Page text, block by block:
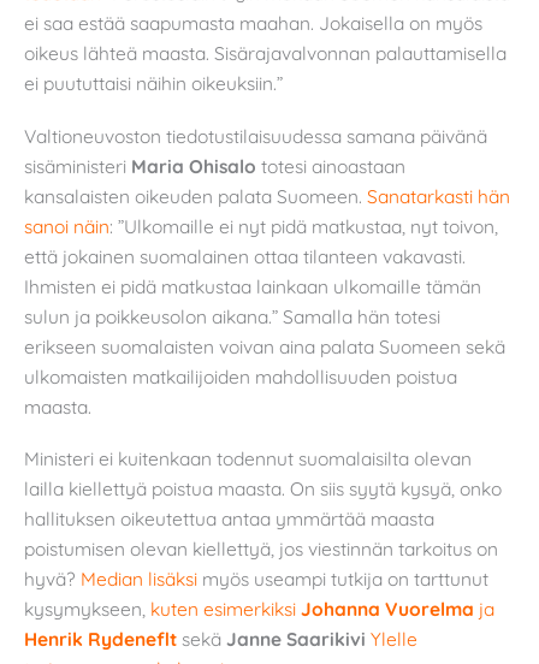
ei saa estää saapumasta maahan. Jokaisella on myös
oikeus lähteä maasta. Sisärajavalvonnan palauttamisella
ei puututtaisi näihin oikeuksiin.”
Valtioneuvoston tiedotustilaisuudessa samana päivänä
sisäministeri Maria Ohisalo totesi ainoastaan
kansalaisten oikeuden palata Suomeen. Sanatarkasti hän
sanoi näin: ”Ulkomaille ei nyt pidä matkustaa, nyt toivon,
että jokainen suomalainen ottaa tilanteen vakavasti.
Ihmisten ei pidä matkustaa lainkaan ulkomaille tämän
sulun ja poikkeusolon aikana.” Samalla hän totesi
erikseen suomalaisten voivan aina palata Suomeen sekä
ulkomaisten matkailijoiden mahdollisuuden poistua
maasta.
Ministeri ei kuitenkaan todennut suomalaisilta olevan
lailla kiellettyä poistua maasta. On siis syytä kysyä, onko
hallituksen oikeutettua antaa ymmärtää maasta
poistumisen olevan kiellettyä, jos viestinnän tarkoitus on
hyvä? Median lisäksi myös useampi tutkija on tarttunut
kysymykseen, kuten esimerkiksi Johanna Vuorelma ja
Henrik Rydeneflt sekä Janne Saarikivi Ylelle